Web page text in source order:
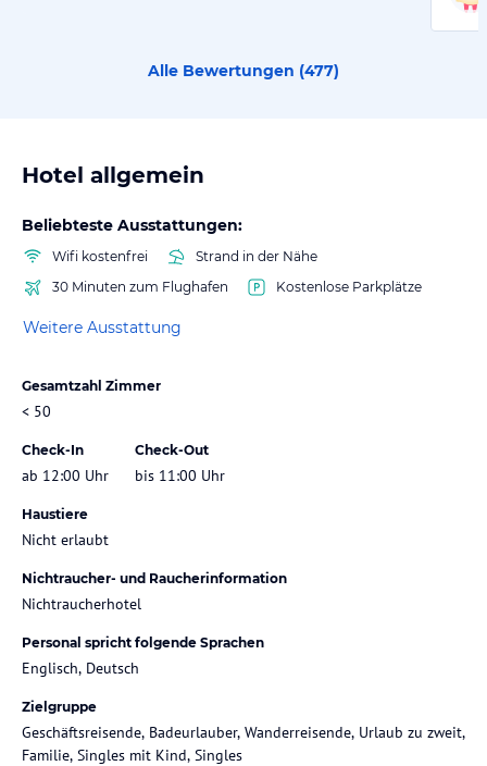
Alle Bewertungen (477)
Hotel allgemein
Beliebteste Ausstattungen:
Wifi kostenfrei
Strand in der Nähe
30 Minuten zum Flughafen
Kostenlose Parkplätze
Weitere Ausstattung
Gesamtzahl Zimmer
< 50
Check-In
ab 12:00 Uhr
Check-Out
bis 11:00 Uhr
Haustiere
Nicht erlaubt
Nichtraucher- und Raucherinformation
Nichtraucherhotel
Personal spricht folgende Sprachen
Englisch, Deutsch
Zielgruppe
Geschäftsreisende, Badeurlauber, Wanderreisende, Urlaub zu zweit,
Familie, Singles mit Kind, Singles